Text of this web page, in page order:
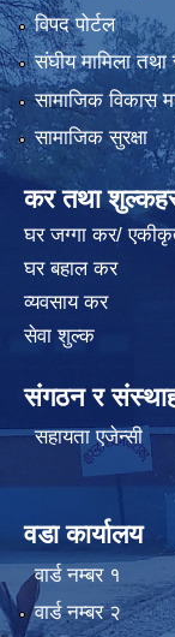
विपद पोर्टल
संघीय मामिला तथा
सामाजिक विकास
सामाजिक सुरक्षा
कर तथा
घर जग्गा कर/
घर बहाल कर
व्यवसाय कर
सेवा शुल्क
संगठन र
सहायता एजेन्सी
वडा कार्यालय
वार्ड न‌म्बर १
वार्ड न‌म्बर २